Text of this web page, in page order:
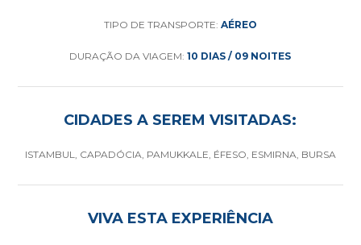
TIPO DE TRANSPORTE: AÉREO
DURAÇÃO DA VIAGEM:10 DIAS / 09 NOITES
CIDADES A SEREM VISITADAS:
ISTAMBUL, CAPADÓCIA, PAMUKKALE, ÉFESO, ESMIRNA, BURSA
VIVA ESTA EXPERIÊNCIA